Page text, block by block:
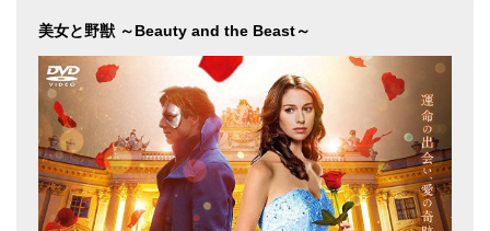
美女と野獣 ～Beauty and the Beast～